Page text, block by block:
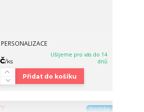
/ks
Ušijeme pro vás do 14
dnů
Přidat do košíku
Novinka